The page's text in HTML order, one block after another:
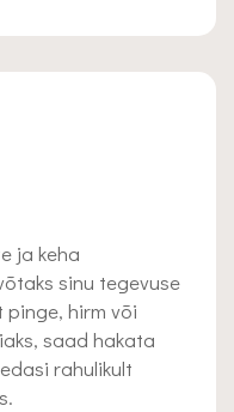
ja keha
sinu tegevuse
pinge, hirm või
saad hakata
rahulikult